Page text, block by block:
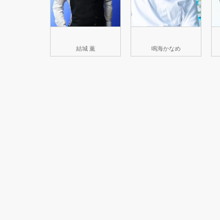
結城 薫 鳴海かなめ